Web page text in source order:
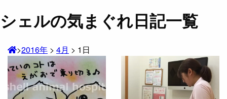
シェルの気まぐれ日記一覧
>2016年 > 4月 > 1日